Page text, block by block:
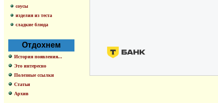
соусы
изделия из теста
сладкие блюда
Отдохнем
История появления...
Это интересно
Полезные ссылки
Статьи
Архив